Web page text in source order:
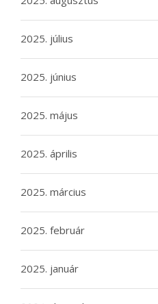
2025. július
2025. június
2025. május
2025. április
2025. március
2025. február
2025. január